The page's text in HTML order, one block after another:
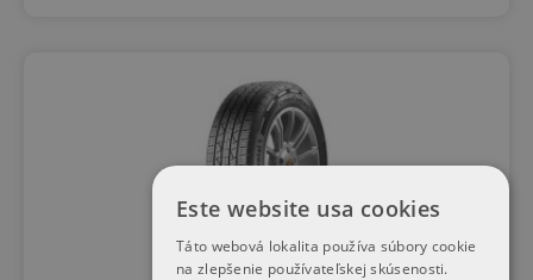
Este website usa cookies
Táto webová lokalita používa súbory cookie
na zlepšenie používateľskej skúsenosti.